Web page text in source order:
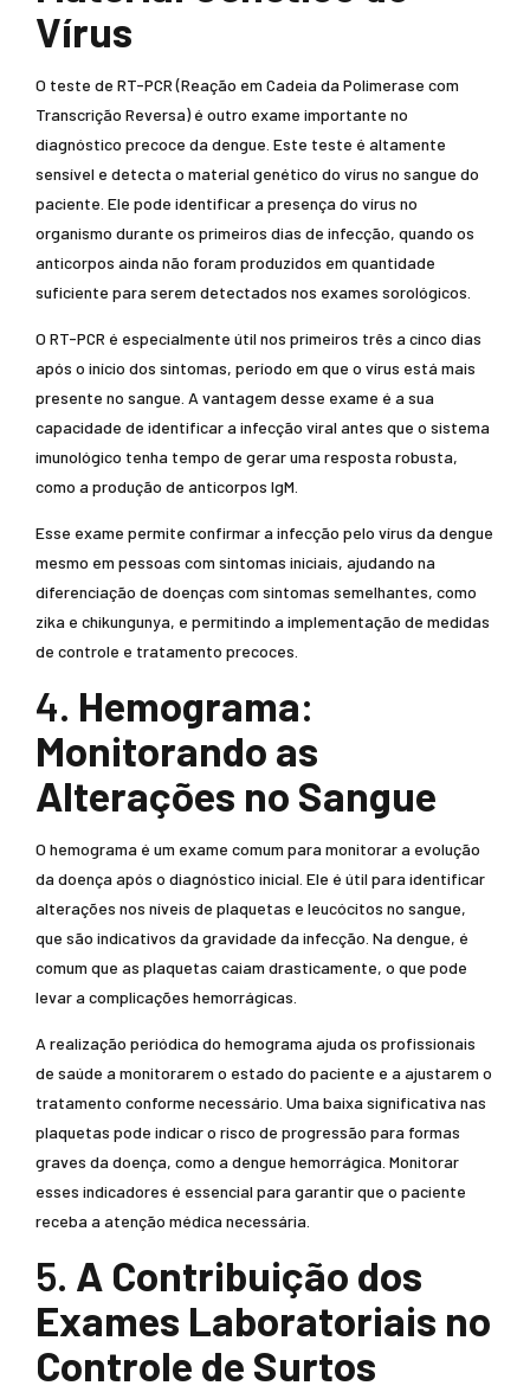
Vírus
O teste de RT-PCR (Reação em Cadeia da Polimerase com
Transcrição Reversa) é outro exame importante no
diagnóstico precoce da dengue. Este teste é altamente
sensível e detecta o material genético do vírus no sangue do
paciente. Ele pode identificar a presença do vírus no
organismo durante os primeiros dias de infecção, quando os
anticorpos ainda não foram produzidos em quantidade
suficiente para serem detectados nos exames sorológicos.
O RT-PCR é especialmente útil nos primeiros três a cinco dias
após o início dos sintomas, período em que o vírus está mais
presente no sangue. A vantagem desse exame é a sua
capacidade de identificar a infecção viral antes que o sistema
imunológico tenha tempo de gerar uma resposta robusta,
como a produção de anticorpos IgM.
Esse exame permite confirmar a infecção pelo vírus da dengue
mesmo em pessoas com sintomas iniciais, ajudando na
diferenciação de doenças com sintomas semelhantes, como
zika e chikungunya, e permitindo a implementação de medidas
de controle e tratamento precoces.
4. Hemograma:
Monitorando as
Alterações no Sangue
O hemograma é um exame comum para monitorar a evolução
da doença após o diagnóstico inicial. Ele é útil para identificar
alterações nos níveis de plaquetas e leucócitos no sangue,
que são indicativos da gravidade da infecção. Na dengue, é
comum que as plaquetas caiam drasticamente, o que pode
levar a complicações hemorrágicas.
A realização periódica do hemograma ajuda os profissionais
de saúde a monitorarem o estado do paciente e a ajustarem o
tratamento conforme necessário. Uma baixa significativa nas
plaquetas pode indicar o risco de progressão para formas
graves da doença, como a dengue hemorrágica. Monitorar
esses indicadores é essencial para garantir que o paciente
receba a atenção médica necessária.
5. A Contribuição dos
Exames Laboratoriais no
Controle de Surtos